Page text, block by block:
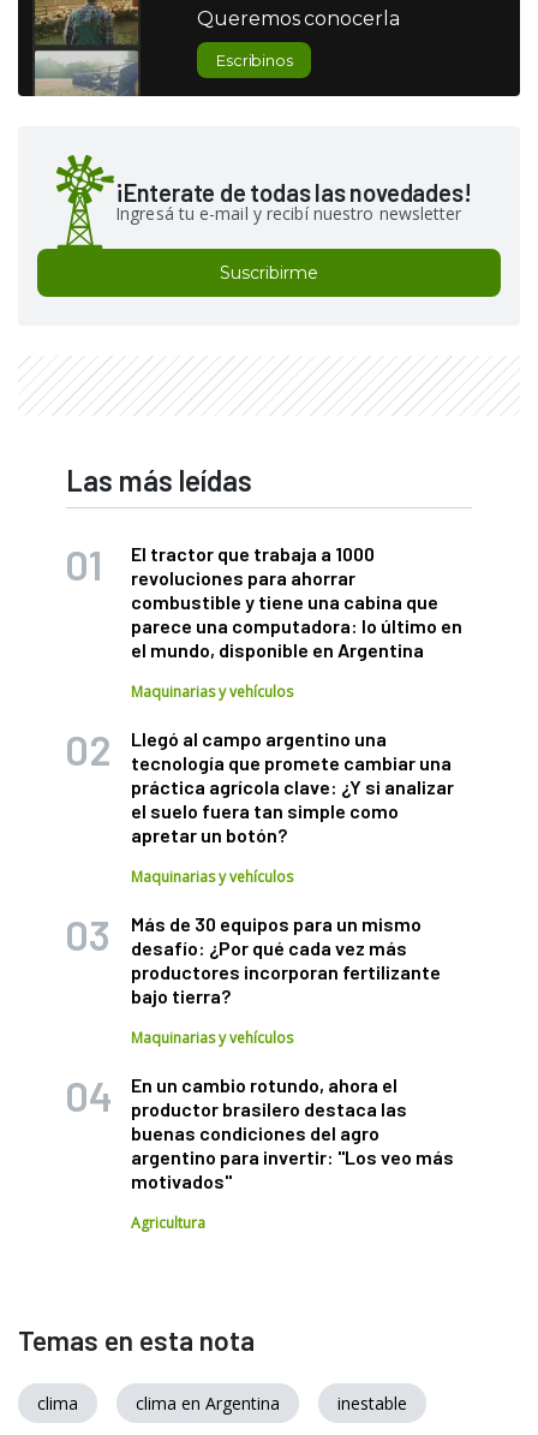
Queremos conocerla
Escribinos
¡Enterate de todas las novedades!
Ingresá tu e-mail y recibí nuestro newsletter
Suscribirme
Las más leídas
El tractor que trabaja a 1000
revoluciones para ahorrar
combustible y tiene una cabina que
parece una computadora: lo último en
el mundo, disponible en Argentina
Maquinarias y vehículos
Llegó al campo argentino una
tecnología que promete cambiar una
práctica agrícola clave: ¿Y si analizar
el suelo fuera tan simple como
apretar un botón?
Maquinarias y vehículos
Más de 30 equipos para un mismo
desafío: ¿Por qué cada vez más
productores incorporan fertilizante
bajo tierra?
Maquinarias y vehículos
En un cambio rotundo, ahora el
productor brasilero destaca las
buenas condiciones del agro
argentino para invertir: "Los veo más
motivados"
Agricultura
Temas en esta nota
clima clima en Argentina inestable